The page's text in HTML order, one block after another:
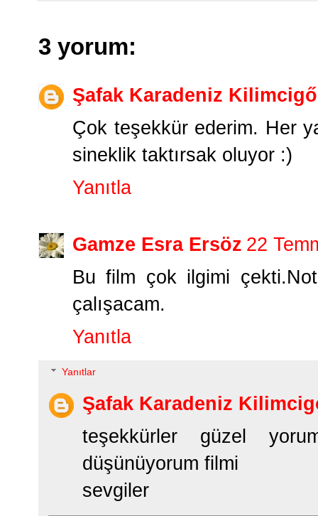
3 yorum:
Şafak Karadeniz
Çok teşekkür ederim. Her
sineklik taktırsak oluyor :)
Yanıtla
Gamze Esra Ersöz 22
Bu film çok ilgimi
çalışacam.
Yanıtla
Yanıtlar
Şafak Karadeniz
teşekkürler güzel
düşünüyorum filmi
sevgiler